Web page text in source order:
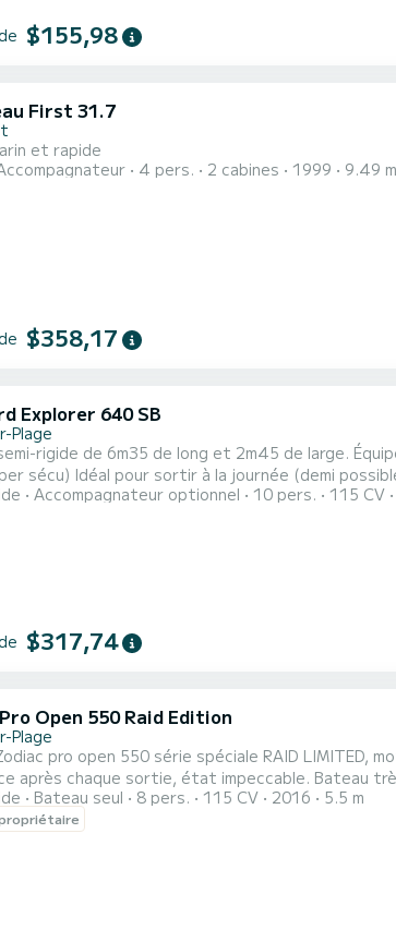
$155,98
First 31.7
et rapide
4 pers. 2 cabines 1999 9.49 m
$358,17
Explorer 640 SB
Plage
de 6m35 de long et 2m45 de large. Équipé d’un Suzuki 115cv. Bien connu
Idéal pour sortir à la journée (demi possible). Équipé pour le plaisir et la sécurité : - bain de soleil avant -
- table avant - VHF fixe - banquette arrière - échelle de bain - réservoir Essence 85 litres - mouillage
Accompagnateur optionnel 10 pers. 115 CV
$317,74
Open 550 Raid Edition
Plage
pro open 550 série spéciale RAID LIMITED,
après chaque sortie, état impeccable. Bateau très
de bains, douche de pont (eau douce 50 L),
peut accueillir 7-8 personnes (armement
Bateau seul 8 pers. 115 CV 2016 5.5 m